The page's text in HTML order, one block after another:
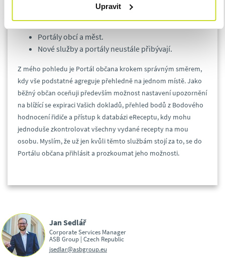
Upravit
Přehled o důchodovém pojištění.
Portály obcí a měst.
Nové služby a portály neustále přibývají.
Z mého pohledu je Portál občana krokem správným směrem,
kdy vše podstatné agreguje přehledně na jednom místě. Jako
běžný občan oceňuji především možnost nastavení upozornění
na blížící se expiraci Vašich dokladů, přehled bodů z Bodového
hodnocení řidiče a přístup k databázi eReceptu, kdy mohu
jednoduše zkontrolovat všechny vydané recepty na mou
osobu. Myslím, že už jen kvůli těmto službám stojí za to, se do
Portálu občana přihlásit a prozkoumat jeho možnosti.
Jan Sedlář
Corporate Services Manager
ASB Group | Czech Republic
jsedlar@asbgroup.eu